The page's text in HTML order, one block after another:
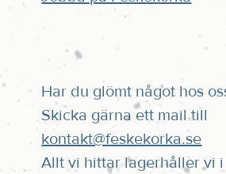
Har du glömt något hos
Skicka gärna ett mail till
kontakt@feskekorka.se
Allt vi hittar lagerhåller vi